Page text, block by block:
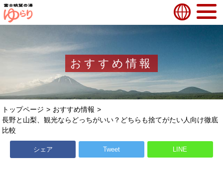
おすすめ情報
トップページ
おすすめ情報
長野と山梨、観光ならどっちがいい？どちらも捨てがたい人向け徹底
比較
シェア Tweet LINE